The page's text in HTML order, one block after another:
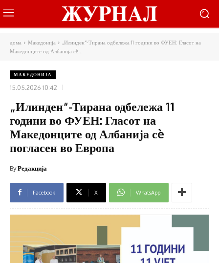
дома Македонија
„Илинден“-Тирана одбележа 11 години во ФУЕН: Гласот на
Македонците од Албанија сè...
МАКЕДОНИЈА
15.05.2026 10:42
„Илинден“-Тирана одбележа 11
години во ФУЕН: Гласот на
Македонците од Албанија сè
погласен во Европа
ByРедакција
Facebook X WhatsApp